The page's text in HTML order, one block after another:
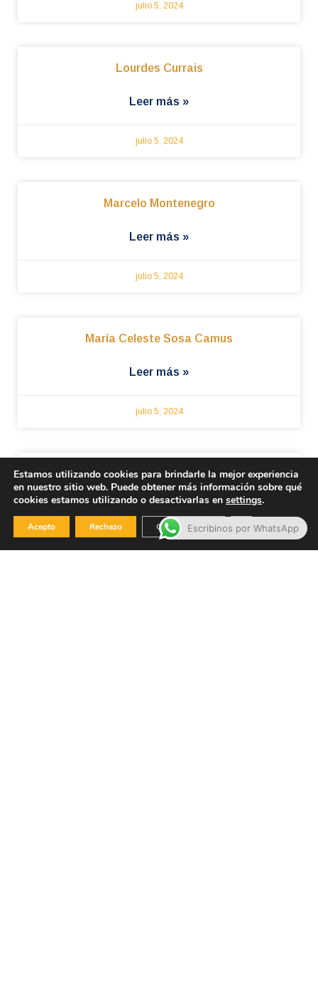
julio 5, 2024
Lourdes Currais
Leer más »
julio 5, 2024
Marcelo Montenegro
Leer más »
julio 5, 2024
María Celeste Sosa Camus
Leer más »
julio 5, 2024
Noelia Caridad
Leer más »
Estamos utilizando cookies para brindarle la mejor experiencia
en nuestro sitio web. Puede obtener más información sobre qué
cookies estamos utilizando o desactivarlas en settings.
Acepto Rechazo Configuración Cerrar el banner
Escribinos por WhatsApp